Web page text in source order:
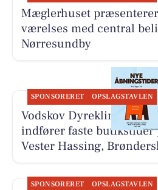
Mæglerhuset
værelses med central
Nørresundby
SPONSORERET OPSLAGSTAVLEN
Vodskov Dyreklinik v/
indfører faste butikstider
Vester Hassing,
SPONSORERET OPSLAGSTAVLEN